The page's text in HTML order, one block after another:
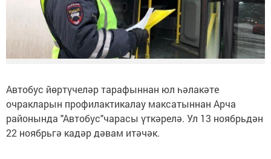
Автобус йөртүчеләр тарафыннан юл һәлакәте
очракларын профилактикалау максатыннан Арча
районында "Автобус"чарасы үткәрелә. Ул 13 ноябрьдән
22 ноябрьгә кадәр дәвам итәчәк.